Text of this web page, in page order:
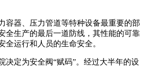
容器、压力管道等特种设备最重要的部
全生产的最后一道防线，其性能的可靠
全运行和人员的生命安全。
决定为安全阀“赋码”。经过大半年的设